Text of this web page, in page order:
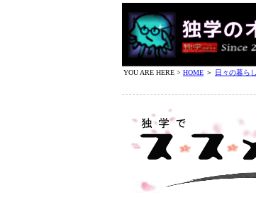
YOU ARE HERE > HOME ＞ 日々の暮らし